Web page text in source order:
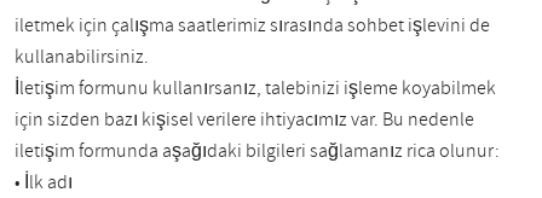
iletmek için çalışma saatlerimiz sırasında sohbet işlevini de
kullanabilirsiniz.
İletişim formunu kullanırsanız, talebinizi işleme koyabilmek
için sizden bazı kişisel verilere ihtiyacımız var. Bu nedenle
iletişim formunda aşağıdaki bilgileri sağlamanız rica olunur:
• İlk adı